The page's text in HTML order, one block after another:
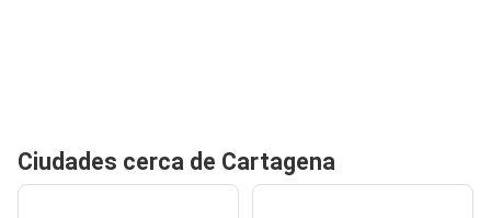
Ciudades cerca de Cartagena